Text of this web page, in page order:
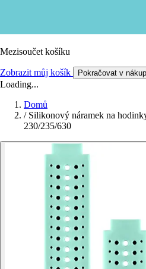
Mezisoučet košíku
Zobrazit můj košík Pokračovat v
Loading...
Domů
/ Silikonový náramek na
230/235/630